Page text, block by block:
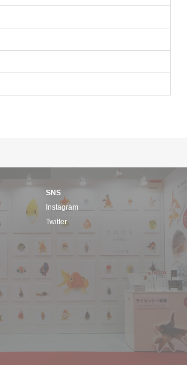
SNS
Instagram
Twitter